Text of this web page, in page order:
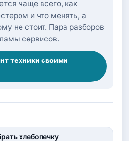
чаще всего, как
и что менять, а
не стоит. Пара разборов
сервисов.
техники своими
хлебопечку